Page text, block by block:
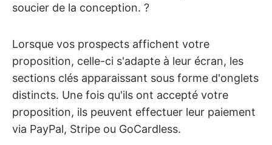
soucier de la conception. ?
Lorsque vos prospects affichent votre
proposition, celle-ci s'adapte à leur écran, les
sections clés apparaissant sous forme d'onglets
distincts. Une fois qu'ils ont accepté votre
proposition, ils peuvent effectuer leur paiement
via PayPal, Stripe ou GoCardless.